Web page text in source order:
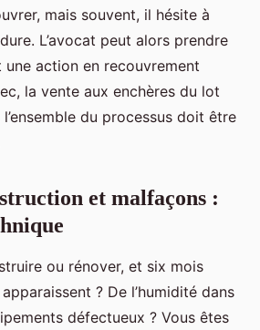
mais souvent, il hésite à
L’avocat peut alors prendre
une action en recouvrement
la vente aux enchères du lot
du processus doit être
et malfaçons :
ou rénover, et six mois
? De l’humidité dans
défectueux ? Vous êtes